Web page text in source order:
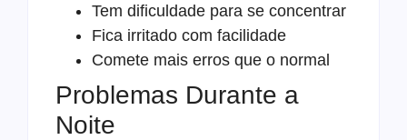
Tem dificuldade para se concentrar
Fica irritado com facilidade
Comete mais erros que o normal
Problemas Durante a
Noite